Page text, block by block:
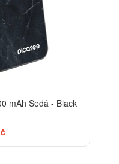
mAh Šedá - Black